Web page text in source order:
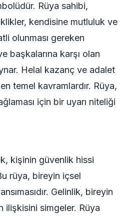
Rüya sahibi,
kendisine mutluluk ve
olunması gereken
başkalarına karşı olan
Helal kazanç ve adalet
temel kavramlardır. Rüya,
için bir uyarı niteliği
kişinin güvenlik hissi
rüya, bireyin içsel
Gelinlik, bireyin
ilişkisini simgeler. Rüya